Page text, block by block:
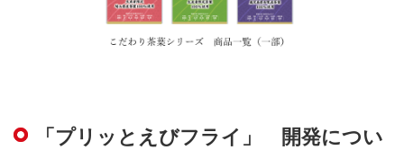
「プリッとえびフライ」 開発につい